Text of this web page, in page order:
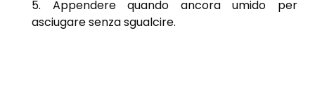
Appendere quando ancora umido per
asciugare senza sgualcire.